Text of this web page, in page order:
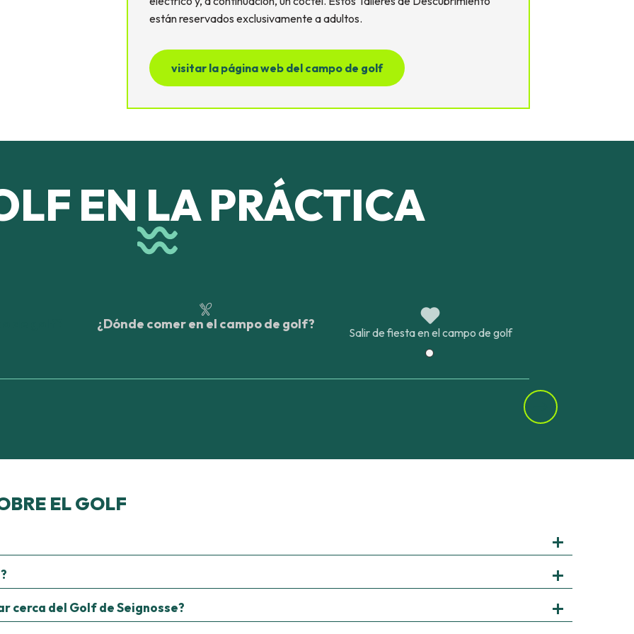
están reservados exclusivamente a adultos.
visitar la página web del campo de golf
EN LA PRÁCTICA
¿Dónde comer en el campo de golf?
Salir de fiesta en el campo de golf
Hôtel Villa de
EL GOLF
cerca del Golf de Seignosse?